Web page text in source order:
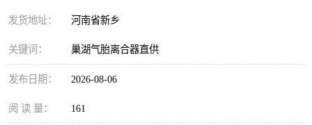
发货地址： 河南省新乡
关键词： 巢湖气胎离合器直供
发布日期： 2026-08-06
阅 读 量： 161